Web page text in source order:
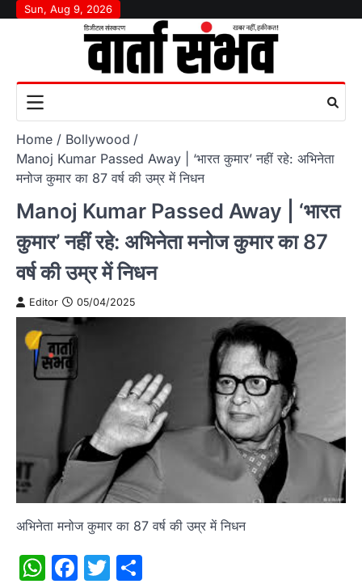
SkipSun, Aug 9, 2026
Home
Bollywood
Manoj Kumar Passed Away | ‘भारत कुमार’ नहीं रहे: अभिनेता
मनोज कुमार का 87 वर्ष की उम्र में निधन
Manoj Kumar Passed Away | ‘भारत
कुमार’ नहीं रहे: अभिनेता मनोज कुमार का 87
वर्ष की उम्र में निधन
Editor 05/04/2025
अभिनेता मनोज कुमार का 87 वर्ष की उम्र में निधन
WhatsApp
Facebook
Twitter